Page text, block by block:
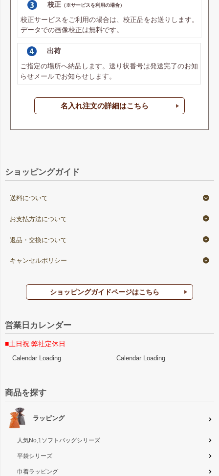
校正 （※サービスを利用の場合）
校正サービスをご利用の場合は、校正品をお送りします。
データでの画像校正は無料です。
出荷
ご指定の場所へ納品します。送り状番号は発送完了のお知
らせメールでお知らせします。
名入れ注文の詳細はこちら
ショッピングガイド
送料について
お支払方法について
返品・交換について
キャンセルポリシー
ショッピングガイドページはこちら
営業日カレンダー
■土日祝 弊社定休日
Calendar Loading Calendar Loading
商品を探す
ラッピング
人気No,1ソフトバッグシリーズ
平袋シリーズ
巾着ラッピング